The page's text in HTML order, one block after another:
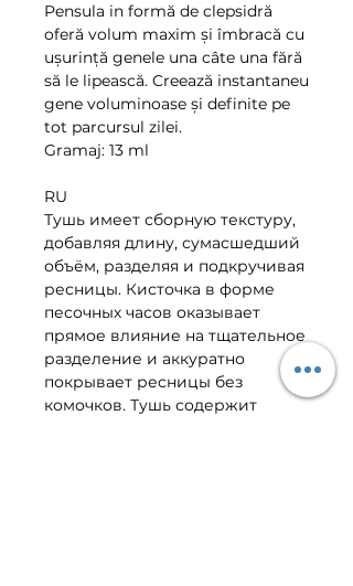
Pensula in formă de clepsidră
oferă volum maxim și îmbracă cu
ușurință genele una câte una fără
să le lipească. Creează instantaneu
gene voluminoase și definite pe
tot parcursul zilei.
Gramaj: 13 ml
RU
Тушь имеет сборную текстуру,
добавляя длину, сумасшедший
объём, разделяя и подкручивая
ресницы. Кисточка в форме
песочных часов оказывает
прямое влияние на тщательное
разделение и аккуратно
покрывает ресницы без
комочков. Тушь содержит